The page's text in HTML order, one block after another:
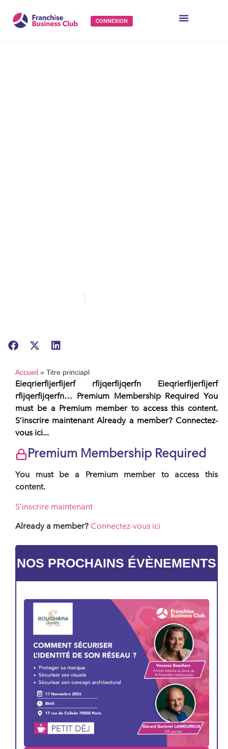
CONNEXION
Accueil » Titre princiapl
Eieqrierfijerfijerf rfijqerfijqerfn Eieqrierfijerfijerf
rfijqerfijqerfn… Premium Membership Required You
must be a Premium member to access this content.
S’inscrire maintenant Already a member? Connectez-
vous ici...
Premium Membership Required
You must be a Premium member to access this
content.
S’inscrire maintenant
Already a member? Connectez-vous ici
NOS PROCHAINS ÉVÈNEMENTS